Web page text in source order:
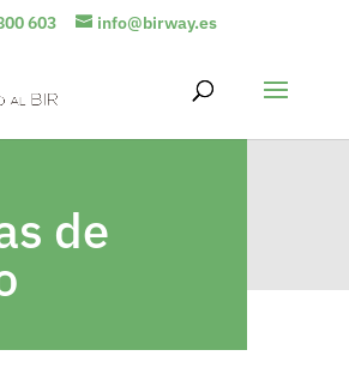
603 info@birway.es
de